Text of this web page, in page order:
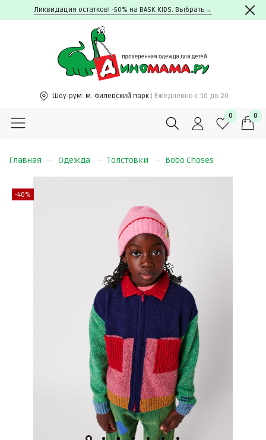
Ликвидация остатков! -50% на BASK KIDS. Выбрать→
Шоу-рум: м. Филевский парк | Ежедневно c 10 до 20
0 0
Главная Одежда Толстовки Bobo Choses
-40%